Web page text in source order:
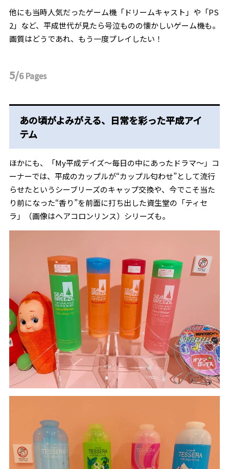
他にも当時人気だったゲーム機「ドリームキャスト」や「PS
2」など、平成世代が見たら号泣ものの懐かしいゲーム機も。
画質はどうであれ、もう一度プレイしたい！
5/6Pages
あの頃がよみがえる、日常を彩った平成アイ
テム
ほかにも、「My平成デイズ～毎日の中にあったドラマ～」コ
ーナーでは、平成のカップルが“カップル匂わせ”として流行
らせたというシーブリーズのキャップ交換や、今でこそ当た
り前になった“香り”を前面に打ち出した資生堂の「ティセ
ラ」（画像はヘアコロンリンス）シリーズも。